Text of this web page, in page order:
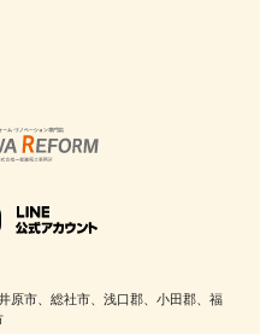
原市、総社市、浅口郡、小田郡、福